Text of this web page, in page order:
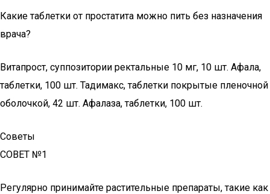
Какие таблетки от простатита можно пить без назначения
врача?
Витапрост, суппозитории ректальные 10 мг, 10 шт. Афала,
таблетки, 100 шт. Тадимакс, таблетки покрытые пленочной
оболочкой, 42 шт. Афалаза, таблетки, 100 шт.
Советы
СОВЕТ №1
Регулярно принимайте растительные препараты, такие как